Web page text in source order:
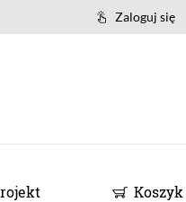
Zaloguj się
Koszyk